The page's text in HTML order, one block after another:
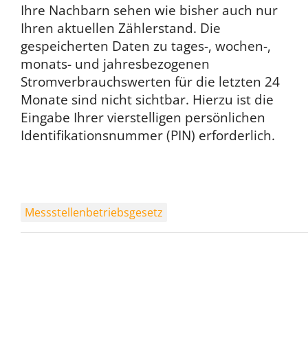
Ihre Nachbarn sehen wie bisher auch nur
Ihren aktuellen Zählerstand. Die
gespeicherten Daten zu tages-, wochen-,
monats- und jahresbezogenen
Stromverbrauchswerten für die letzten 24
Monate sind nicht sichtbar. Hierzu ist die
Eingabe Ihrer vierstelligen persönlichen
Identifikationsnummer (PIN) erforderlich.
Messstellenbetriebsgesetz